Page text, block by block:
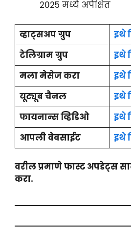
2025 मध्ये अपेक्षित
व्हाट्सअप ग्रुप
इथे
टेलिग्राम ग्रुप
इथे
मला मेसेज करा
इथे
यूट्यूब चैनल
इथे
फायनान्स व्हिडिओ
इथे
आपली वेबसाईट
इथे
वरील प्रमाणे फास्ट अपडेट्स
करा.